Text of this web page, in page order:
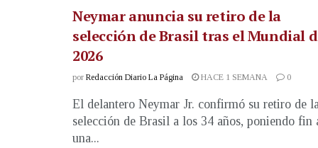
Neymar anuncia su retiro de la
selección de Brasil tras el Mundial
2026
por Redacción Diario La Página HACE 1 SEMANA 0
El delantero Neymar Jr. confirmó su retiro de
selección de Brasil a los 34 años, poniendo fin
una...